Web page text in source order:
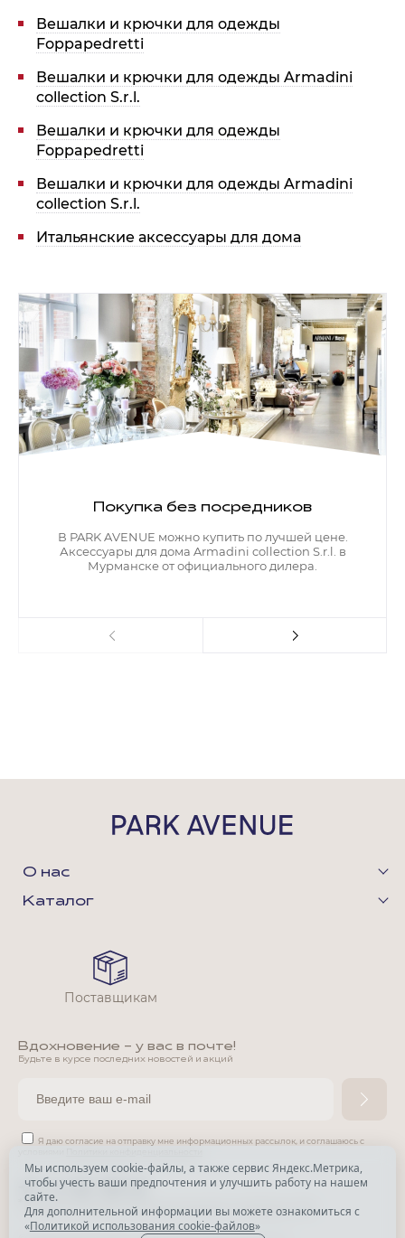
Вешалки и крючки для одежды
Foppapedretti
Вешалки и крючки для одежды Armadini
collection S.r.l.
Вешалки и крючки для одежды
Foppapedretti
Вешалки и крючки для одежды Armadini
collection S.r.l.
Итальянские аксессуары для дома
Покупка без посредников
В PARK AVENUE можно купить по лучшей цене.
Аксессуары для дома Armadini collection S.r.l. в
Мурманске от официального дилера.
О нас
Каталог
Вдохновение - у вас в почте!
Будьте в курсе последних новостей и акций
Я даю согласие на отправку мне информационных рассылок, и соглашаюсь с
*
Признана экстремистской организацией и запрещена в РФ.
Поставщикам
Мы используем cookie-файлы, а также сервис Яндекс.Метрика,
чтобы учесть ваши предпочтения и улучшить работу на нашем
сайте.
Для дополнительной информации вы можете ознакомиться с
«Политикой использования cookie-файлов»